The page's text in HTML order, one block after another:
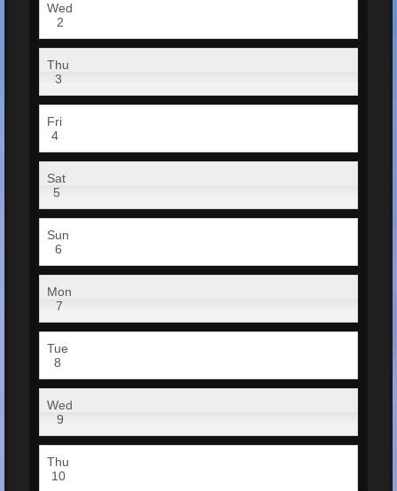
Wed
2
Thu
3
Fri
4
Sat
5
Sun
6
Mon
7
Tue
8
Wed
9
Thu
10